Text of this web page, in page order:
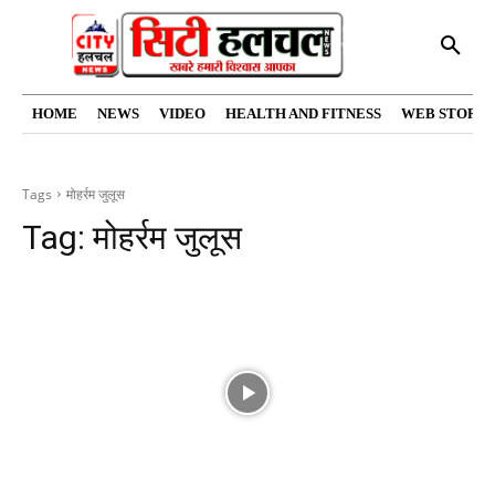
HOME NEWS VIDEO HEALTH AND FITNESS WEB
Tags मोहर्रम जुलूस
Tag:मोहर्रम जुलूस